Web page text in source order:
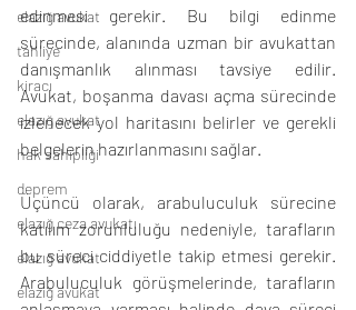
elazığ avukat
tahliye
kiracı
elazığ avukat
hak sahipliği
deprem
elazığ ceza avukatı
elazığ avukat
elazığ avukat
edinmesi gerekir. Bu bilgi edinme
sürecinde, alanında uzman bir avukattan
danışmanlık alınması tavsiye edilir.
Avukat, boşanma davası açma sürecinde
izlenecek yol haritasını belirler ve gerekli
belgelerin hazırlanmasını sağlar.
Üçüncü olarak, arabuluculuk sürecine
katılım zorunluluğu nedeniyle, tarafların
bu süreci ciddiyetle takip etmesi gerekir.
Arabuluculuk görüşmelerinde, tarafların